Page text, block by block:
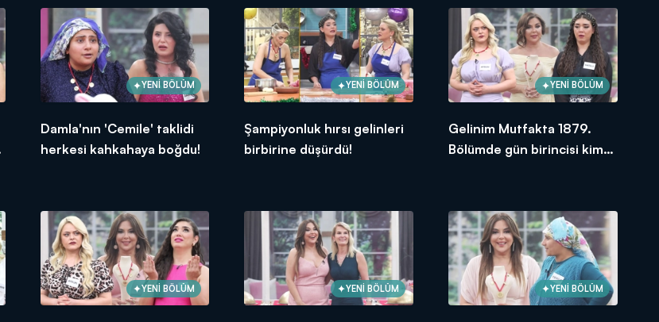
YENİ BÖLÜM
Damla'nın 'Cemile' taklidi
herkesi kahkahaya boğdu!
YENİ BÖLÜM
Şampiyonluk hırsı gelinleri
birbirine düşürdü!
YENİ BÖLÜM
Gelinim Mutfakta 1879.
Bölümde gün birincisi kim
YENİ BÖLÜM YENİ BÖLÜM YENİ BÖLÜM